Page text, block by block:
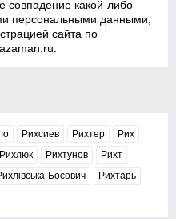
совпадение какой‑либо
персональными данными,
сайта по
Рихсиев Рихтер
Рих
Рихлюк Рихтунов
Рихт
Босович
Рихтарь